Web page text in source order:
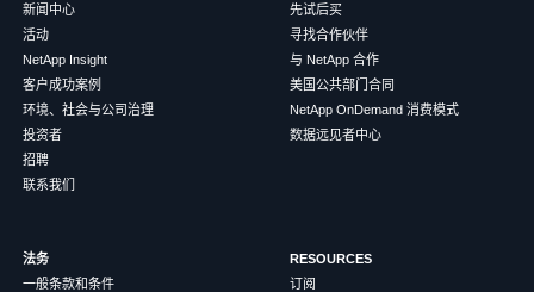
新闻中心
活动
NetApp Insight
客户成功案例
环境、社会与公司治理
投资者
招聘
联系我们
先试后买
寻找合作伙伴
与 NetApp 合作
美国公共部门合同
NetApp OnDemand 消费模式
数据远见者中心
法务
一般条款和条件
RESOURCES
订阅